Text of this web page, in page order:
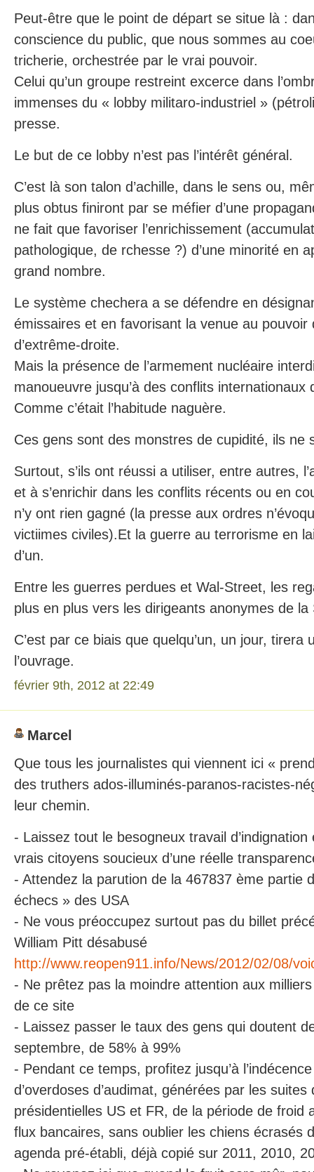
Peut-être que le point de départ se situe là :
conscience du public, que nous sommes au
tricherie, orchestrée par le vrai pouvoir.
Celui qu’un groupe restreint excerce dans
immenses du « lobby militaro-industriel »
presse.
Le but de ce lobby n’est pas l’intérêt général.
C’est là son talon d’achille, dans le sens ou,
plus obtus finiront par se méfier d’une
ne fait que favoriser l’enrichissement
pathologique, de rchesse ?) d’une minorité en
grand nombre.
Le système chechera a se défendre en
émissaires et en favorisant la venue au pouvoir
d’extrême-droite.
Mais la présence de l’armement nucléaire
manoueuvre jusqu’à des conflits internationaux
Comme c’était l’habitude naguère.
Ces gens sont des monstres de cupidité, ils ne
Surtout, s’ils ont réussi a utiliser, entre autres,
et à s’enrichir dans les conflits récents ou en
n’y ont rien gagné (la presse aux ordres
victiimes civiles).Et la guerre au terrorisme en
d’un.
Entre les guerres perdues et Wal-Street, les
plus en plus vers les dirigeants anonymes de la
C’est par ce biais que quelqu’un, un jour, tirera
l’ouvrage.
février 9th, 2012 at 22:49
Marcel
Que tous les journalistes qui viennent ici «
des truthers ados-illuminés-paranos-racistes-
leur chemin.
- Laissez tout le besogneux travail d’indignation
vrais citoyens soucieux d’une réelle
- Attendez la parution de la 467837 ème partie
échecs » des USA
- Ne vous préoccupez surtout pas du billet
William Pitt désabusé
http://www.reopen911.info/News/2012/02/08/
- Ne prêtez pas la moindre attention aux
de ce site
- Laissez passer le taux des gens qui doutent
septembre, de 58% à 99%
- Pendant ce temps, profitez jusqu’à
d’overdoses d’audimat, générées par les
présidentielles US et FR, de la période de froid
flux bancaires, sans oublier les chiens écrasés
agenda pré-établi, déjà copié sur 2011, 2010,